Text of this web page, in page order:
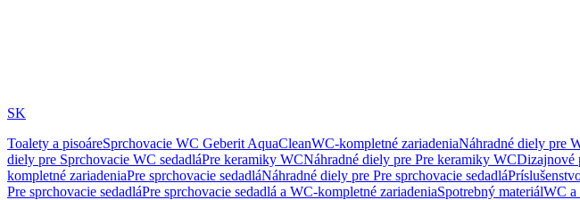
SK
Toalety a pisoáreSprchovacie WC Geberit AquaCleanWC-kompletné zariadeniaNáhradné diely pre
diely pre Sprchovacie WC sedadláPre keramiky WCNáhradné diely pre Pre keramiky WCDizajnové
kompletné zariadeniaPre sprchovacie sedadláNáhradné diely pre Pre sprchovacie sedadlá
Pre sprchovacie sedadláPre sprchovacie sedadlá a WC-kompletné zariadeniaSpotrebný materiálWC a